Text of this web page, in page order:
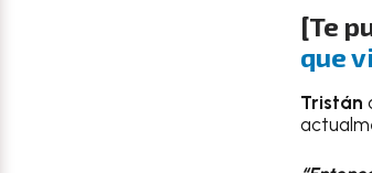
[Te
que
Tristán